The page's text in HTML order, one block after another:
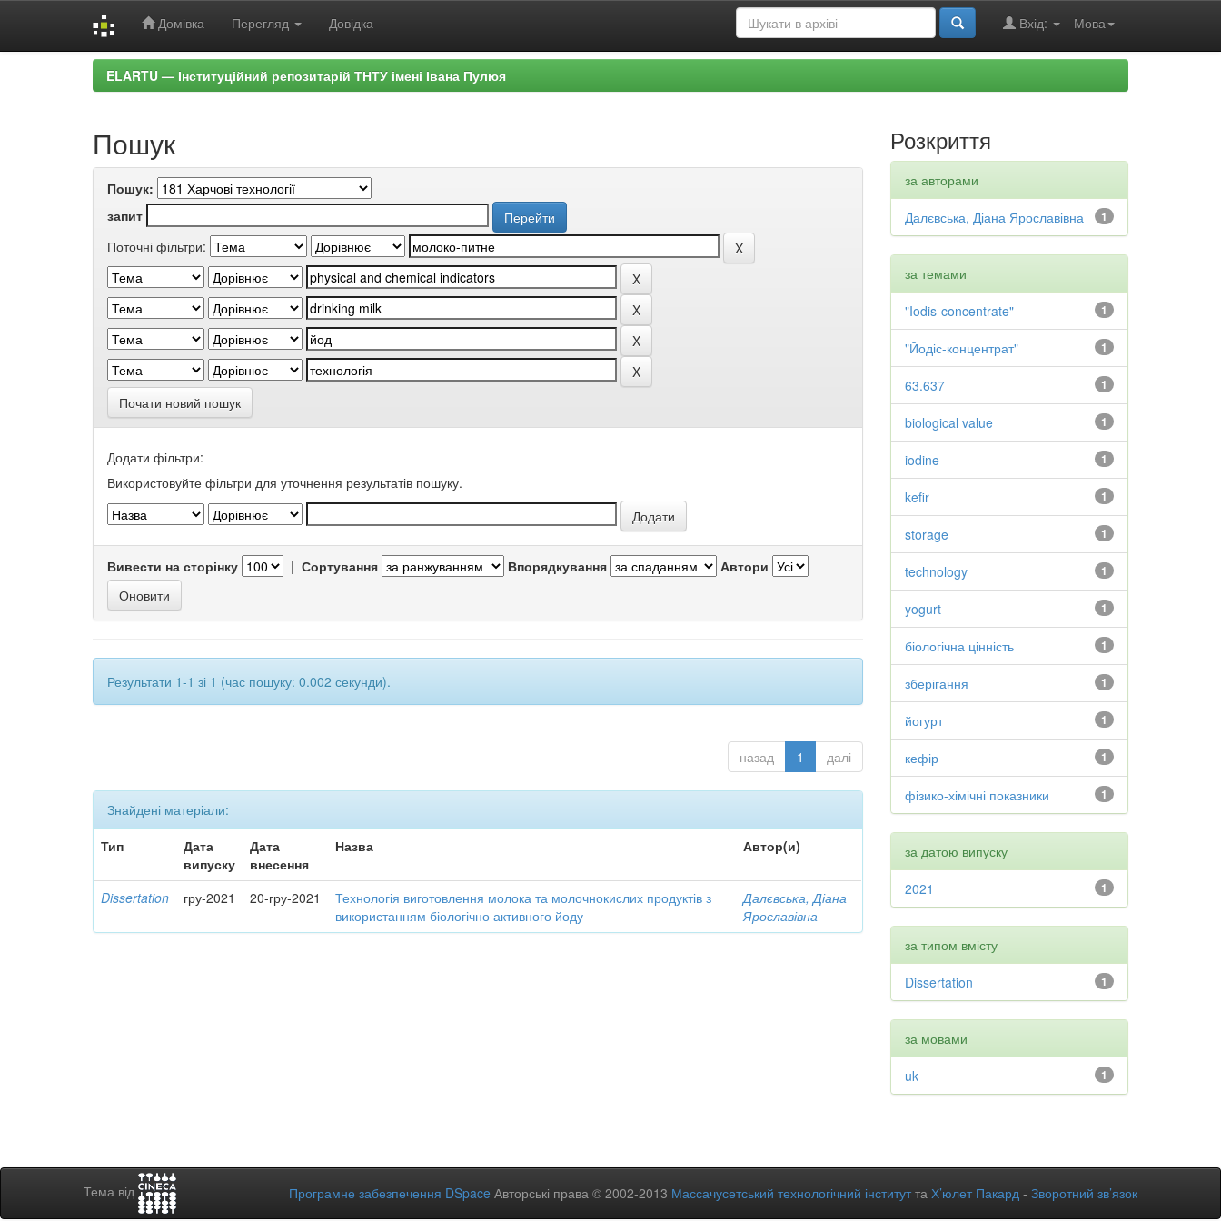
Домівка Перегляд Довідка Мова
Вхід:
ELARTU — Інституційний репозитарій ТНТУ імені Івана Пулюя
Пошук
Пошук:
запит
Поточні фільтри:
Почати новий пошук
Додати фільтри:
Використовуйте фільтри для уточнення результатів пошуку.
Вивести на сторінку | Сортування Впорядкування Автори
Результати 1-1 зі 1 (час пошуку: 0.002 секунди).
назад 1 далі
Знайдені матеріали:
Тип
Дата
випуску
Дата
внесення
Назва Автор(и)
Dissertation гру-2021 20-гру-2021
Технологія виготовлення молока та молочнокислих продуктів з
використанням біологічно активного йоду
Далєвська, Діана
Ярославівна
Розкриття
за авторами
1
Далєвська, Діана Ярославівна
за темами
1
"Iodis-concentrate"
1
"Йодіс-концентрат"
1
63.637
1
biological value
1
iodine
1
kefir
1
storage
1
technology
1
yogurt
1
біологічна цінність
1
зберігання
1
йогурт
1
кефір
1
фізико-хімічні показники
за датою випуску
1
2021
за типом вмісту
1
Dissertation
за мовами
1
uk
Тема від Програмне забезпечення DSpace Авторські права © 2002-2013 Массачусетський технологічний інститутта Х’юлет Пакард - Зворотний зв’язок